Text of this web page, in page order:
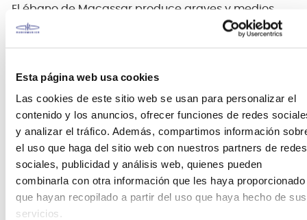
Esta página web usa cookies
Las cookies de este sitio web se usan para personalizar el
contenido y los anuncios, ofrecer funciones de redes
y analizar el tráfico. Además, compartimos información
el uso que haga del sitio web con nuestros partners de redes
sociales, publicidad y análisis web, quienes pueden
combinarla con otra información que les haya proporcionado
que hayan recopilado a partir del uso que haya hecho de sus
servicios.
El ébano de Macassar produce graves y medios
ajustados junto con un ataque fuerte en los agudos
Puente de trémolo Lo-Pro Edge
El legendario puente Lo-Pro Edge ofrece la máxima
comodidad al tocar con su perfil aerodinámico y
contribuyen a la estabilidad de la afinación.
Incrustaciones de puntos laterales Luminlay